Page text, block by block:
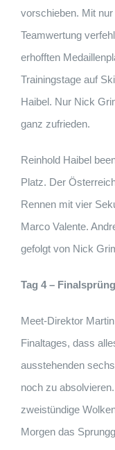
vorschieben. Mit
Teamwertung
erhofften
Trainingstage auf
Haibel. Nur Nick
ganz zufrieden.
Reinhold Haibel
Platz. Der
Rennen mit vier
Marco Valente.
gefolgt von Nick
Tag 4 –
Meet-Direktor
Finaltages, dass
ausstehenden
noch zu
zweistündige
Morgen das